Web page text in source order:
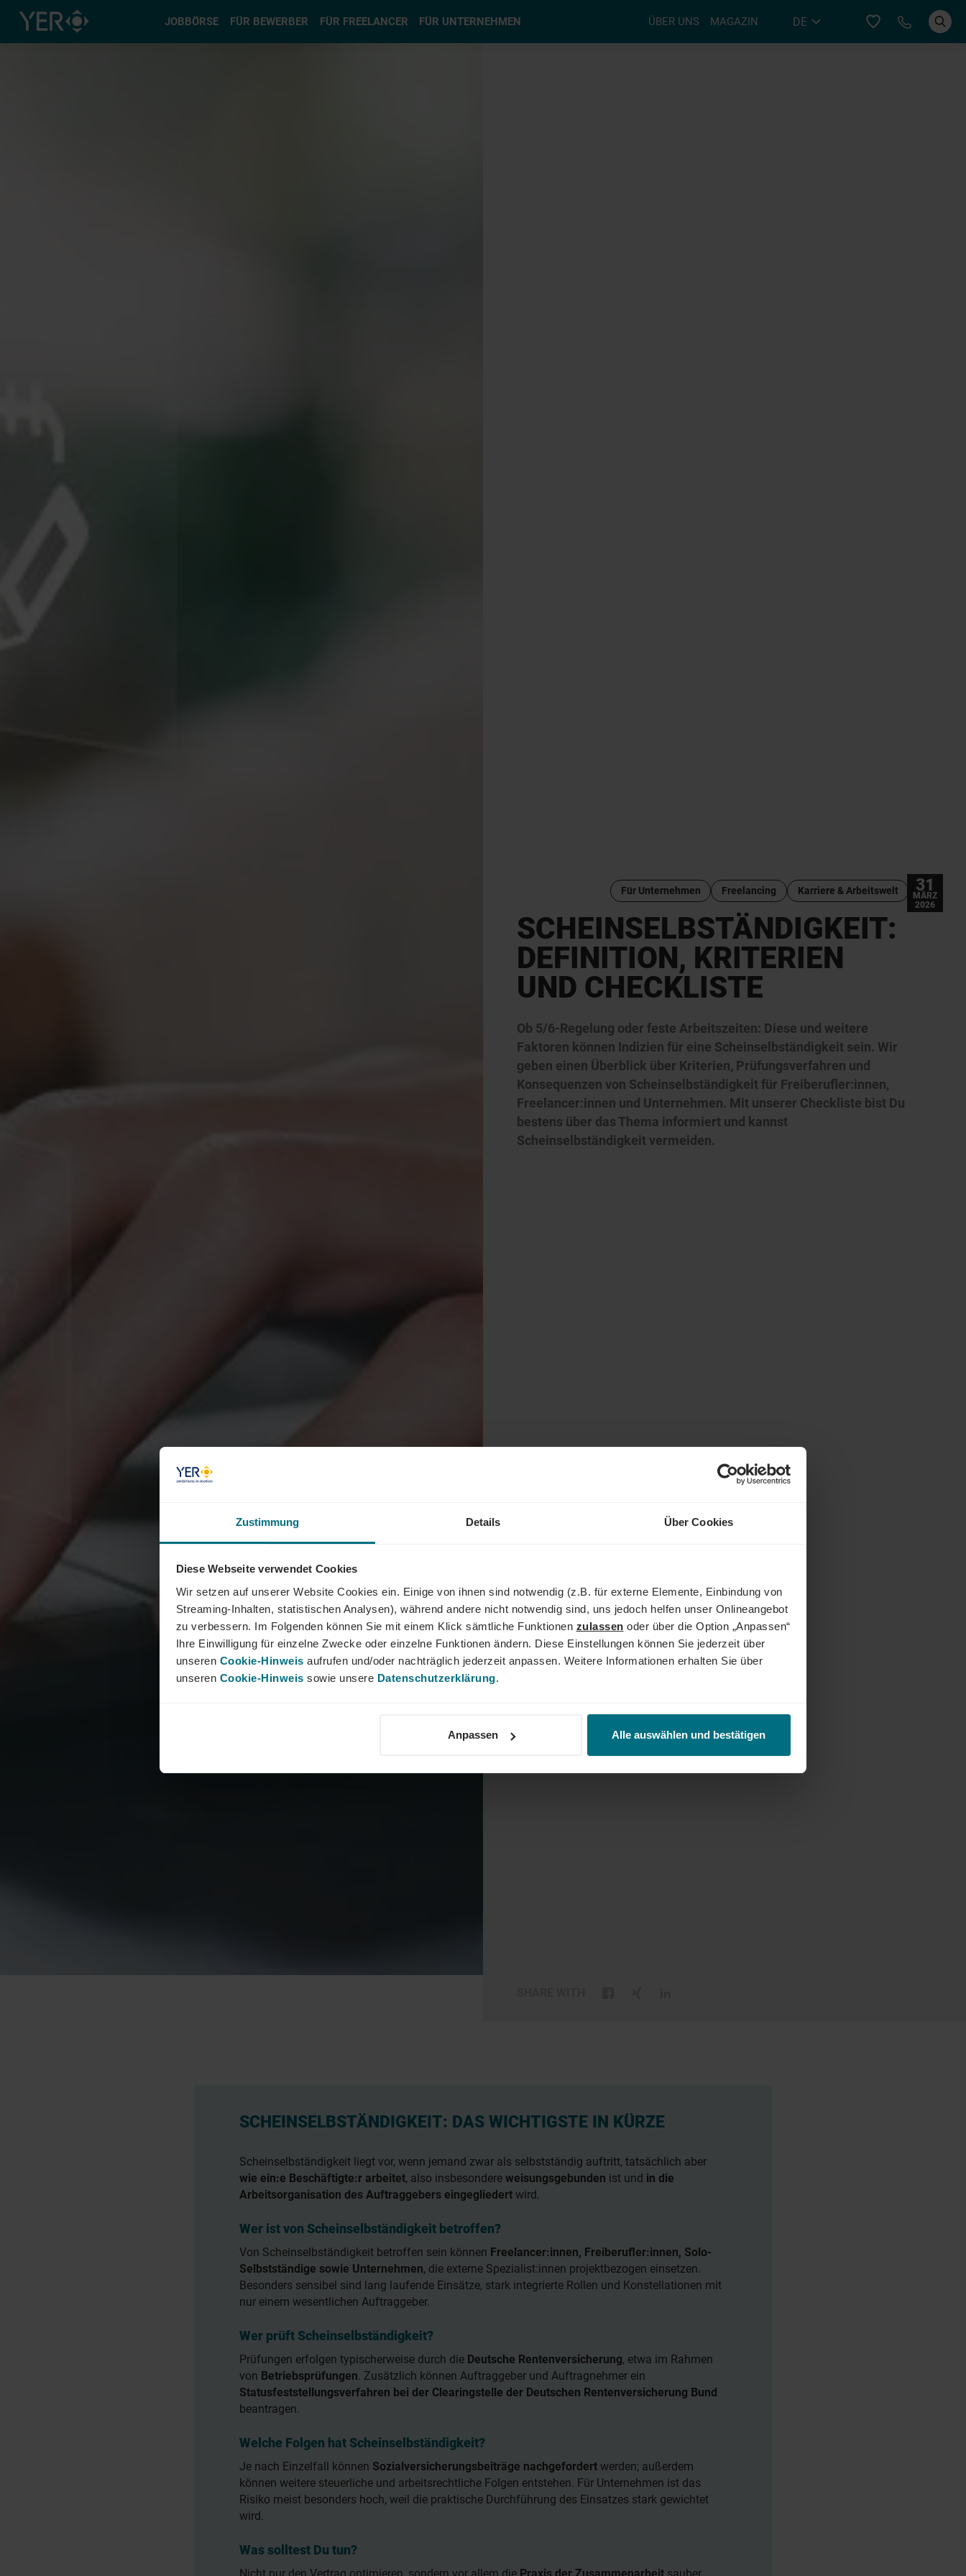
Zustimmung Details Über Cookies
Diese Webseite verwendet Cookies
Wir setzen auf unserer Website Cookies ein. Einige von ihnen sind notwendig (z.B. für externe Elemente, Einbindung von
Streaming-Inhalten, statistischen Analysen), während andere nicht notwendig sind, uns jedoch helfen unser Onlineangebot
zu verbessern. Im Folgenden können Sie mit einem Klick sämtliche Funktionen zulassen oder über die Option „Anpassen“
Ihre Einwilligung für einzelne Zwecke oder einzelne Funktionen ändern. Diese Einstellungen können Sie jederzeit über
unseren Cookie-Hinweis aufrufen und/oder nachträglich jederzeit anpassen. Weitere Informationen erhalten Sie über
unseren Cookie-Hinweis sowie unsere Datenschutzerklärung.
Anpassen Alle auswählen und bestätigen
JOBBÖRSE FÜR BEWERBER FÜR FREELANCER FÜR UNTERNEHMEN ÜBER UNS MAGAZIN DE Bei YER
Typ auswählen
Karriere & Arbeitswelt
Freelancing
Für Unternehmen
SCHEINSELBSTÄNDIGKEIT:
DEFINITION, KRITERIEN
UND CHECKLISTE
Ob 5/6-Regelung oder feste Arbeitszeiten: Diese und weitere
Faktoren können Indizien für eine Scheinselbständigkeit sein. Wir
geben einen Überblick über Kriterien, Prüfungsverfahren und
Konsequenzen von Scheinselbständigkeit für Freiberufler:innen,
Freelancer:innen und Unternehmen. Mit unserer Checkliste bist Du
bestens über das Thema informiert und kannst
Scheinselbständigkeit vermeiden.
31
MÄRZ
2026
SCHEINSELBSTÄNDIGKEIT: DAS WICHTIGSTE IN KÜRZE
Scheinselbständigkeit liegt vor, wenn jemand zwar als selbstständig auftritt, tatsächlich aber
wie ein:e Beschäftigte:r arbeitet, also insbesondereweisungsgebunden ist und in die
Arbeitsorganisation des Auftraggebers eingegliedert wird.
Wer ist von Scheinselbständigkeit betroffen?
Von Scheinselbständigkeit betroffen sein können Freelancer:innen, Freiberufler:innen, Solo-
Selbstständige sowie Unternehmen, die externe Spezialist:innen projektbezogen einsetzen.
Besonders sensibel sind lang laufende Einsätze, stark integrierte Rollen und Konstellationen mit
nur einem wesentlichen Auftraggeber.
Wer prüft Scheinselbständigkeit?
Prüfungen erfolgen typischerweise durch die Deutsche Rentenversicherung, etwa im Rahmen
von Betriebsprüfungen. Zusätzlich können Auftraggeber und Auftragnehmer ein
Statusfeststellungsverfahren bei der Clearingstelle der Deutschen Rentenversicherung Bund
beantragen.
Welche Folgen hat Scheinselbständigkeit?
Je nach Einzelfall können Sozialversicherungsbeiträge nachgefordert werden; außerdem
können weitere steuerliche und arbeitsrechtliche Folgen entstehen. Für Unternehmen ist das
Risiko meist besonders hoch, weil die praktische Durchführung des Einsatzes stark gewichtet
wird.
Was solltest Du tun?